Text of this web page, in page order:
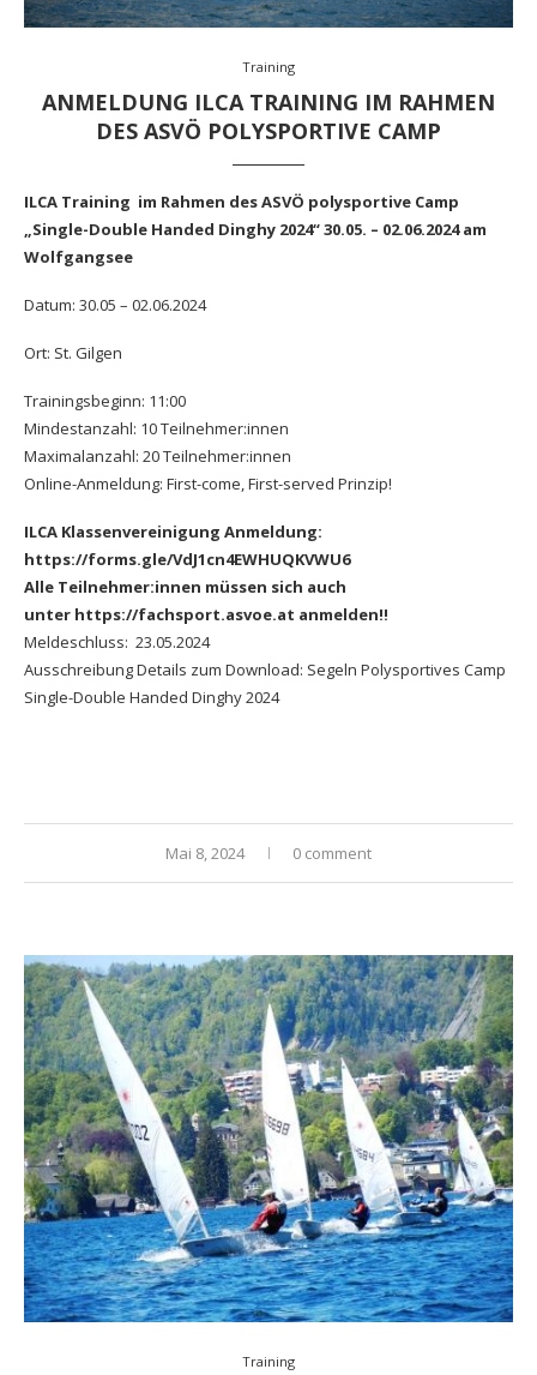
Training
ANMELDUNG ILCA TRAINING IM RAHMEN
DES ASVÖ POLYSPORTIVE CAMP
ILCA Training im Rahmen des ASVÖ polysportive Camp
„Single-Double Handed Dinghy 2024“ 30.05. – 02.06.2024 am
Wolfgangsee
Datum: 30.05 – 02.06.2024
Ort: St. Gilgen
Trainingsbeginn: 11:00
Mindestanzahl: 10 Teilnehmer:innen
Maximalanzahl: 20 Teilnehmer:innen
Online-Anmeldung: First-come, First-served Prinzip!
ILCA Klassenvereinigung Anmeldung:
https://forms.gle/VdJ1cn4EWHUQKVWU6
Alle Teilnehmer:innen müssen sich auch
unter https://fachsport.asvoe.at anmelden!!
Meldeschluss: 23.05.2024
Ausschreibung Details zum Download: Segeln Polysportives Camp
Single-Double Handed Dinghy 2024
Mai 8, 2024 0 comment
Training